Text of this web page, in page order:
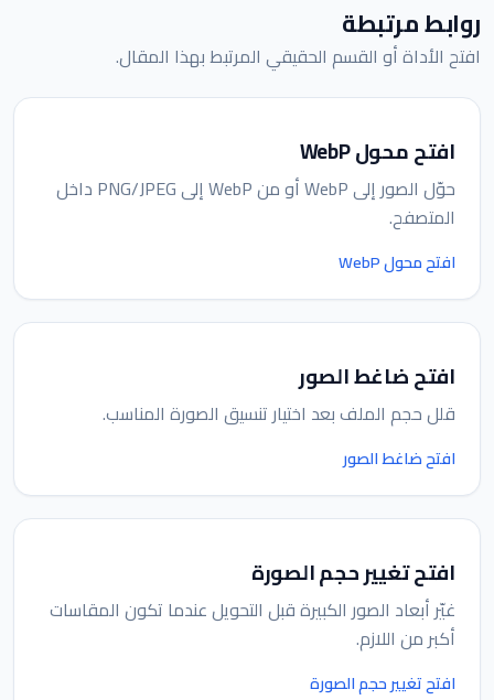
روابط مرتبطة
افتح الأداة أو القسم الحقيقي المرتبط بهذا المقال.
افتح محول WebP
حوّل الصور إلى WebP أو من WebP إلى PNG/JPEG داخل
المتصفح.
افتح محول WebP
افتح ضاغط الصور
قلل حجم الملف بعد اختيار تنسيق الصورة المناسب.
افتح ضاغط الصور
افتح تغيير حجم الصورة
غيّر أبعاد الصور الكبيرة قبل التحويل عندما تكون المقاسات
أكبر من اللازم.
افتح تغيير حجم الصورة